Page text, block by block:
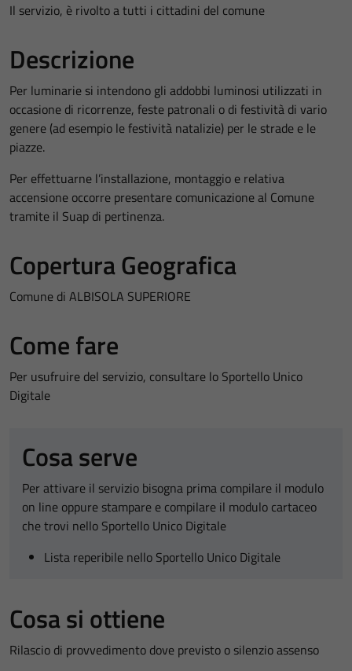
Il servizio, è rivolto a tutti i cittadini del comune
Descrizione
Per luminarie si intendono gli addobbi luminosi utilizzati in
occasione di ricorrenze, feste patronali o di festività di vario
genere (ad esempio le festività natalizie) per le strade e le
piazze.
Per effettuarne l’installazione, montaggio e relativa
accensione occorre presentare comunicazione al Comune
tramite il Suap di pertinenza.
Copertura Geografica
Comune di ALBISOLA SUPERIORE
Come fare
Per usufruire del servizio, consultare lo Sportello Unico
Digitale
Cosa serve
Per attivare il servizio bisogna prima compilare il modulo
on line oppure stampare e compilare il modulo cartaceo
che trovi nello Sportello Unico Digitale
Lista reperibile nello Sportello Unico Digitale
Cosa si ottiene
Rilascio di provvedimento dove previsto o silenzio assenso